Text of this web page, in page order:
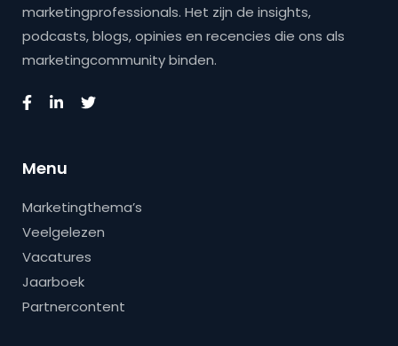
marketingprofessionals. Het zijn de insights,
podcasts, blogs, opinies en recencies die ons als
marketingcommunity binden.
Menu
Marketingthema’s
Veelgelezen
Vacatures
Jaarboek
Partnercontent